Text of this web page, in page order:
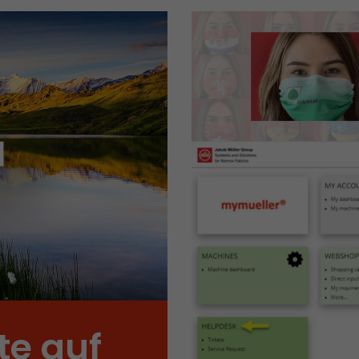
auf
des ersten Besuches, der Zeitpunkt zu welchem
Besuch gestartet wird sowie die Anzahl aller
eindeutiger Besucher auf der Webseite gemacht
Name __utmb
Provider www.google.com/analytics/
Laufzeit 30 min
Zweck
In diesem Cookie merkt sich Google Analytics ob
aktuellen Besuches und die Startzeit des aktuellen
eines Besuchers.